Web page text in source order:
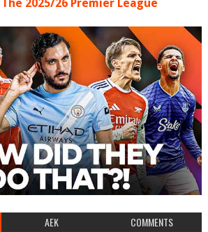
2025/26 Premier League
AEK COMMENTS